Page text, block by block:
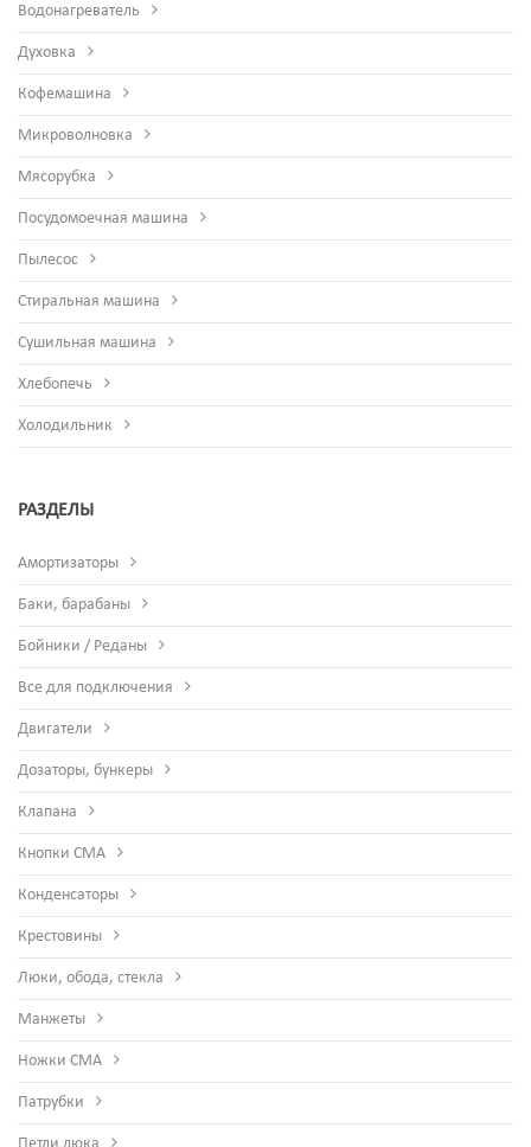
Водонагреватель
Духовка
Кофемашина
Микроволновка
Мясорубка
Посудомоечная машина
Пылесос
Стиральная машина
Сушильная машина
Хлебопечь
Холодильник
РАЗДЕЛЫ
Амортизаторы
Баки, барабаны
Бойники / Реданы
Все для подключения
Двигатели
Дозаторы, бункеры
Клапана
Кнопки СМА
Конденсаторы
Крестовины
Люки, обода, стекла
Манжеты
Ножки СМА
Патрубки
Петли люка